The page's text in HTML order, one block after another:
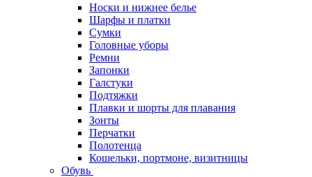
Носки и нижнее белье
Шарфы и платки
Сумки
Головные уборы
Ремни
Запонки
Галстуки
Подтяжки
Плавки и шорты для плавания
Зонты
Перчатки
Полотенца
Кошельки, портмоне, визитницы
Обувь